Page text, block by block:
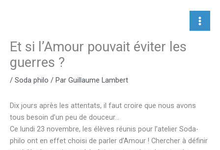
Et si l’Amour pouvait éviter les
guerres ?
/ Soda philo / Par Guillaume Lambert
Dix jours après les attentats, il faut croire que nous avons
tous besoin d’un peu de douceur…
Ce lundi 23 novembre, les élèves réunis pour l’atelier Soda-
philo ont en effet choisi de parler d’Amour ! Chercher à définir